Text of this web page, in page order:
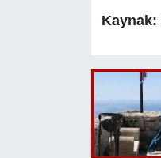
Kaynak: